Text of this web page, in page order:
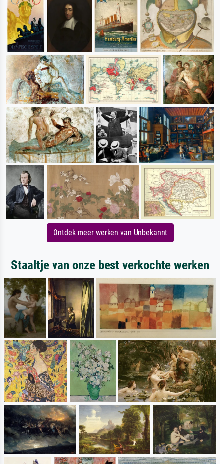
Ontdek meer werken van Unbekannt
Staaltje van onze best verkochte werken